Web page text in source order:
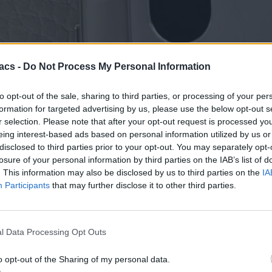
- Do Not Process My Personal Information
opt-out of the sale, sharing to third parties, or processing of your
for targeted advertising by us, please use the below opt-out
selection. Please note that after your opt-out request is processed
interest-based ads based on personal information utilized by us
to third parties prior to your opt-out. You may separately
of your personal information by third parties on the IAB’s list of
This information may also be disclosed by us to third parties on the
Participants that may further disclose it to other third parties.
Data Processing Opt Outs
opt-out of the Sharing of my personal data.
συστήματα επικοινωνίας, δηλαδή το 6G όπως αναφέρει
της Huawei στα δίκτυά τους.
την τεχνητή νοημοσύνη μέχρι το 6G και το cloud
Times αναφέρει ότι η Huawei συμμετέχει σε 11 projects του
τεχνογνωσία να προωθήσει τους στόχους των project, ενώ
εγκρίσεις έχουν δοθεί.